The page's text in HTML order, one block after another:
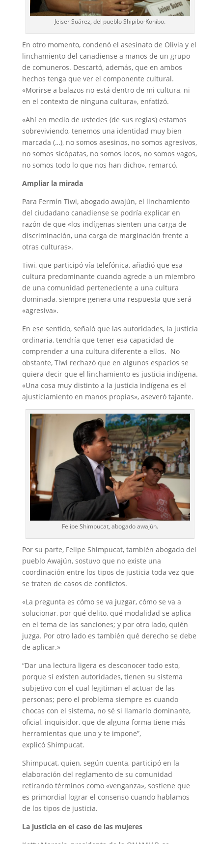
Jeiser Suárez, del pueblo Shipibo-Konibo.
En otro momento, condenó el asesinato de Olivia y el
linchamiento del canadiense a manos de un grupo
de comuneros. Descartó, además, que en ambos
hechos tenga que ver el componente cultural.
«Morirse a balazos no está dentro de mi cultura, ni
en el contexto de ninguna cultura», enfatizó.
«Ahí en medio de ustedes (de sus reglas) estamos
sobreviviendo, tenemos una identidad muy bien
marcada (…), no somos asesinos, no somos agresivos,
no somos sicópatas, no somos locos, no somos vagos,
no somos todo lo que nos han dicho», remarcó.
Ampliar la mirada
Para Fermín Tiwi, abogado awajún, el linchamiento
del ciudadano canadiense se podría explicar en
razón de que «los indígenas sienten una carga de
discriminación, una carga de marginación frente a
otras culturas».
Tiwi, que participó vía telefónica, añadió que esa
cultura predominante cuando agrede a un miembro
de una comunidad perteneciente a una cultura
dominada, siempre genera una respuesta que será
«agresiva».
En ese sentido, señaló que las autoridades, la justicia
ordinaria, tendría que tener esa capacidad de
comprender a una cultura diferente a ellos. No
obstante, Tiwi rechazó que en algunos espacios se
quiera decir que el linchamiento es justicia indígena.
«Una cosa muy distinto a la justicia indígena es el
ajusticiamiento en manos propias», aseveró tajante.
Felipe Shimpucat, abogado awajún.
Por su parte, Felipe Shimpucat, también abogado del
pueblo Awajún, sostuvo que no existe una
coordinación entre los tipos de justicia toda vez que
se traten de casos de conflictos.
«La pregunta es cómo se va juzgar, cómo se va a
solucionar, por qué delito, qué modalidad se aplica
en el tema de las sanciones; y por otro lado, quién
juzga. Por otro lado es también qué derecho se debe
de aplicar.»
“Dar una lectura ligera es desconocer todo esto,
porque sí existen autoridades, tienen su sistema
subjetivo con el cual legitiman el actuar de las
personas; pero el problema siempre es cuando
chocas con el sistema, no sé si llamarlo dominante,
oficial, inquisidor, que de alguna forma tiene más
herramientas que uno y te impone”,
explicó Shimpucat.
Shimpucat, quien, según cuenta, participó en la
elaboración del reglamento de su comunidad
retirando términos como «venganza», sostiene que
es primordial lograr el consenso cuando hablamos
de los tipos de justicia.
La justicia en el caso de las mujeres